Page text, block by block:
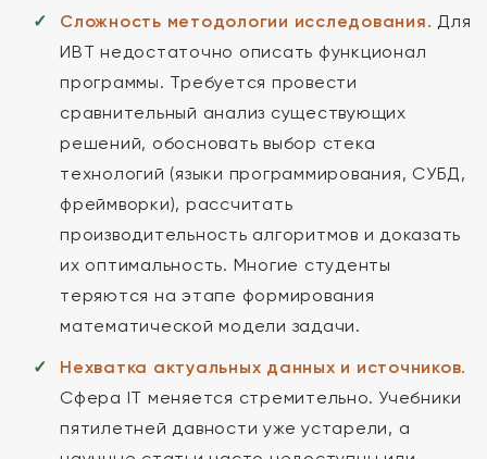
Сложность методологии исследования. Для
ИВТ недостаточно описать функционал
программы. Требуется провести
сравнительный анализ существующих
решений, обосновать выбор стека
технологий (языки программирования, СУБД,
фреймворки), рассчитать
производительность алгоритмов и доказать
их оптимальность. Многие студенты
теряются на этапе формирования
математической модели задачи.
Нехватка актуальных данных и источников.
Сфера IT меняется стремительно. Учебники
пятилетней давности уже устарели, а